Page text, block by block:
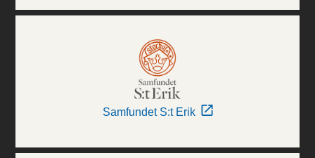
Samfundet S:t Erik